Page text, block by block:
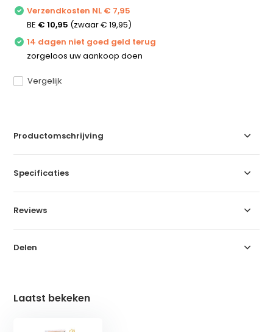
Verzendkosten NL € 7,95
BE € 10,95 (zwaar € 19,95)
14 dagen niet goed geld terug
zorgeloos uw aankoop doen
Vergelijk
Productomschrijving
Specificaties
Reviews
Delen
Laatst bekeken